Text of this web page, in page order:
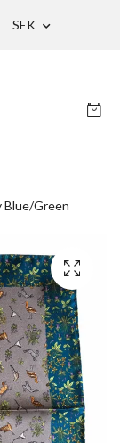
SEK
Blue/Green